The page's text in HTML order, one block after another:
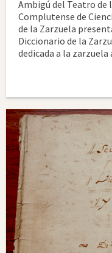
Ambigú del Teatro
Complutense de
de la Zarzuela
Diccionario de la
dedicada a la